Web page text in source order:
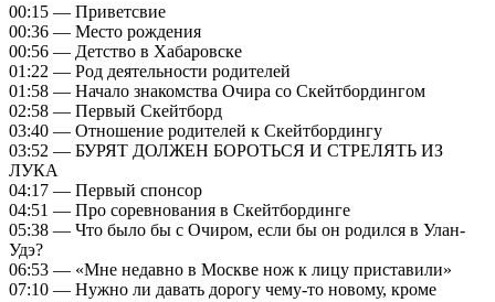
00:15 — Приветсвие
00:36 — Место рождения
00:56 — Детство в Хабаровске
01:22 — Род деятельности родителей
01:58 — Начало знакомства Очира со Скейтбордингом
02:58 — Первый Скейтборд
03:40 — Отношение родителей к Скейтбордингу
03:52 — БУРЯТ ДОЛЖЕН БОРОТЬСЯ И СТРЕЛЯТЬ ИЗ
ЛУКА
04:17 — Первый спонсор
04:51 — Про соревнования в Скейтбординге
05:38 — Что было бы с Очиром, если бы он родился в Улан-
Удэ?
06:53 — «Мне недавно в Москве нож к лицу приставили»
07:10 — Нужно ли давать дорогу чему-то новому, кроме